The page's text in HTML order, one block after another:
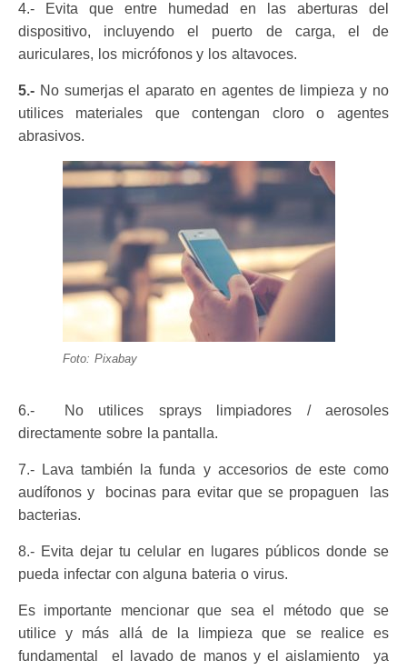
4.- Evita que entre humedad en las aberturas del
dispositivo, incluyendo el puerto de carga, el de
auriculares, los micrófonos y los altavoces.
5.- No sumerjas el aparato en agentes de limpieza y no
utilices materiales que contengan cloro o agentes
abrasivos.
Foto: Pixabay
6.- No utilices sprays limpiadores / aerosoles
directamente sobre la pantalla.
7.- Lava también la funda y accesorios de este como
audífonos y bocinas para evitar que se propaguen las
bacterias.
8.- Evita dejar tu celular en lugares públicos donde se
pueda infectar con alguna bateria o virus.
Es importante mencionar que sea el método que se
utilice y más allá de la limpieza que se realice es
fundamental el lavado de manos y el aislamiento ya